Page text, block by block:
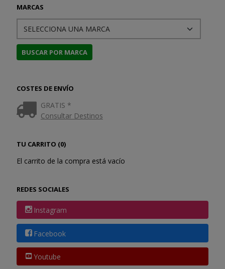
MARCAS
COSTES DE ENVÍO
GRATIS *
Consultar Destinos
TU CARRITO (0)
El carrito de la compra está vacío
REDES SOCIALES
Instagram
Facebook
Youtube